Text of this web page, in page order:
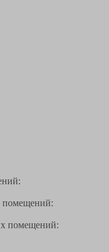
помещений:
помещений: